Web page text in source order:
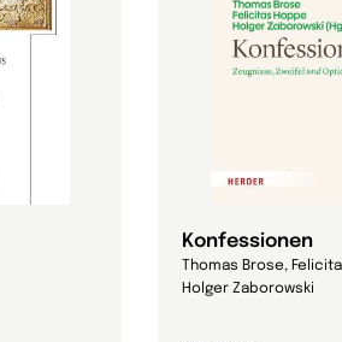
Konfessionen
Thomas Brose,
Holger Zaborowski